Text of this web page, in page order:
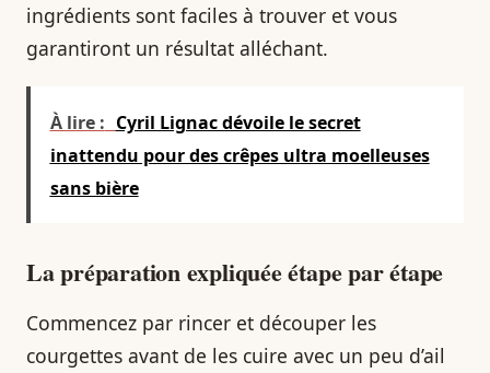
ingrédients sont faciles à trouver et vous
garantiront un résultat alléchant.
À lire : Cyril Lignac dévoile le secret
inattendu pour des crêpes ultra moelleuses
sans bière
La préparation expliquée étape par étape
Commencez par rincer et découper les
courgettes avant de les cuire avec un peu d’ail